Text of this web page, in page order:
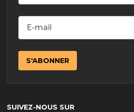
SUIVEZ-NOUS SUR